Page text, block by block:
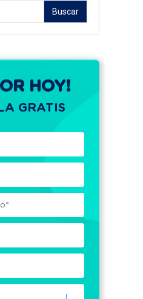
Buscar:
HOY!
GRATIS